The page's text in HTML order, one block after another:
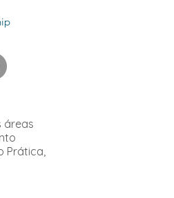
áreas
Prática,